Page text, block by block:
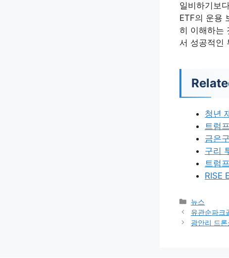
일비하기보
ETF의 운용
히 이해하는
서 성공적인
청년
트럼
금은
구리
트럼
RISE
카
테
고
뉴스
유관순파크
광안리 드